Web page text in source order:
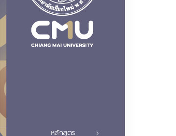
หลักสูตร